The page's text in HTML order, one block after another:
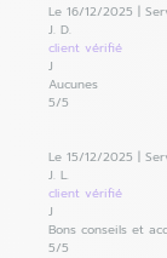
Le 16/12/2025 |
J. D.
client vérifié
J
Aucunes
5/5
Le 15/12/2025 |
J. L.
client vérifié
J
Bons conseils et
5/5